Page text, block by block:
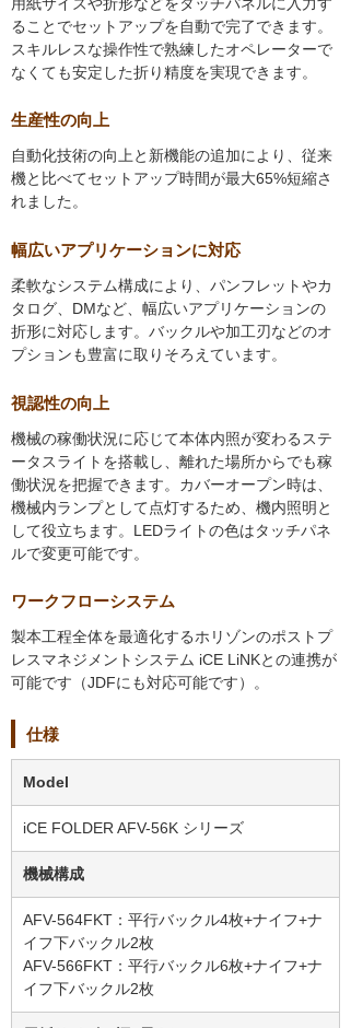
ることでセットアップを自動で完了できます。
スキルレスな操作性で熟練したオペレーターで
なくても安定した折り精度を実現できます。
生産性の向上
自動化技術の向上と新機能の追加により、従来
機と比べてセットアップ時間が最大65%短縮さ
れました。
幅広いアプリケーションに対応
柔軟なシステム構成により、パンフレットやカ
タログ、DMなど、幅広いアプリケーションの
折形に対応します。バックルや加工刃などのオ
プションも豊富に取りそろえています。
視認性の向上
機械の稼働状況に応じて本体内照が変わるステ
ータスライトを搭載し、離れた場所からでも稼
働状況を把握できます。カバーオープン時は、
機械内ランプとして点灯するため、機内照明と
して役立ちます。LEDライトの色はタッチパネ
ルで変更可能です。
ワークフローシステム
製本工程全体を最適化するホリゾンのポストプ
レスマネジメントシステム iCE LiNKとの連携が
可能です（JDFにも対応可能です）。
仕様
Model
iCE FOLDER AFV-56K シリーズ
機械構成
AFV-564FKT：平行バックル4枚+ナイフ+ナ
イフ下バックル2枚
AFV-566FKT：平行バックル6枚+ナイフ+ナ
イフ下バックル2枚